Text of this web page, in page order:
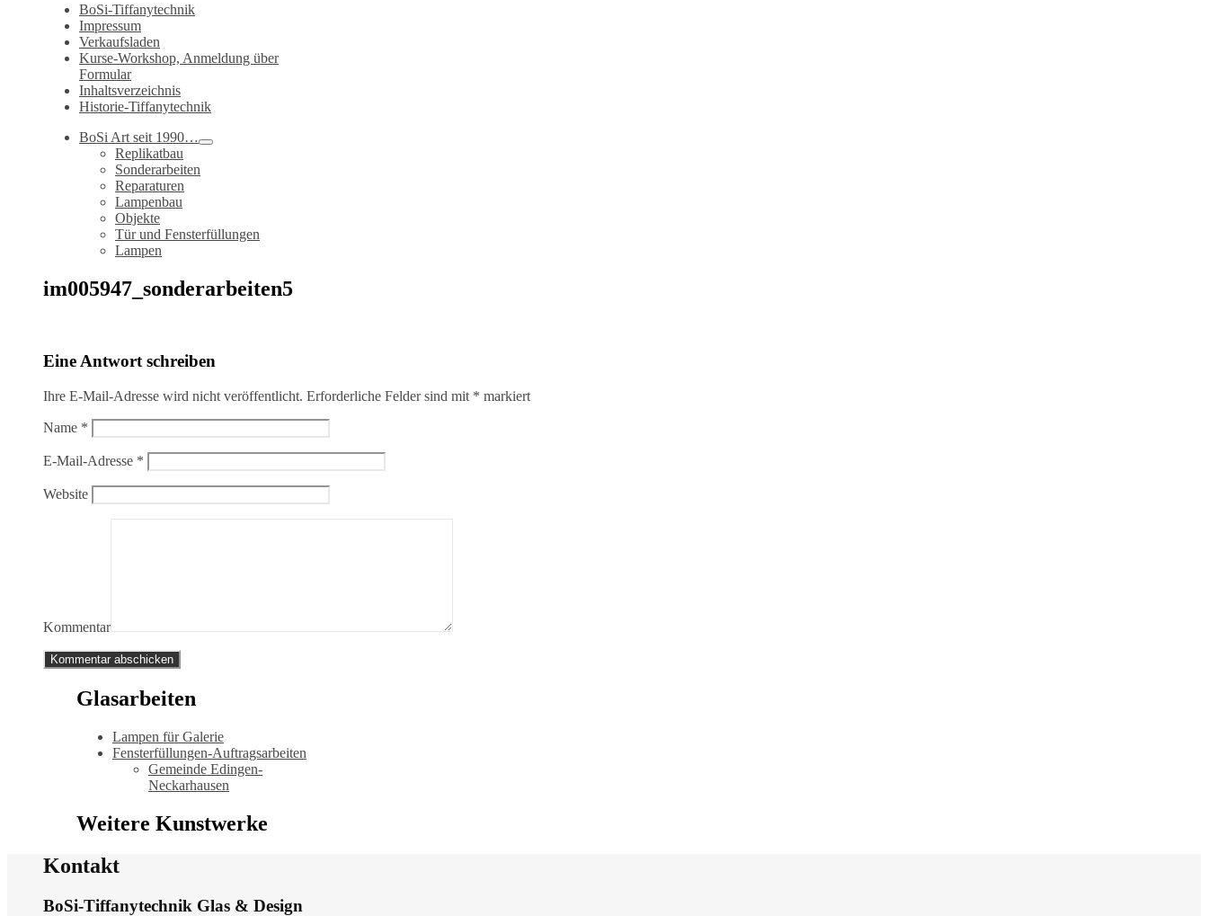
BoSi-Tiffanytechnik
Impressum
Verkaufsladen
Kurse-Workshop, Anmeldung über
Formular
Inhaltsverzeichnis
Historie-Tiffanytechnik
BoSi Art seit 1990…
Replikatbau
Sonderarbeiten
Reparaturen
Lampenbau
Objekte
Tür und Fensterfüllungen
Lampen
im005947_sonderarbeiten5
Eine Antwort schreiben
Ihre E-Mail-Adresse wird nicht veröffentlicht. Erforderliche Felder sind mit * markiert
Name *
E-Mail-Adresse *
Website
Kommentar
Glasarbeiten
Lampen für Galerie
Fensterfüllungen-Auftragsarbeiten
Gemeinde Edingen-
Neckarhausen
Weitere Kunstwerke
Kontakt
BoSi-Tiffanytechnik Glas & Design